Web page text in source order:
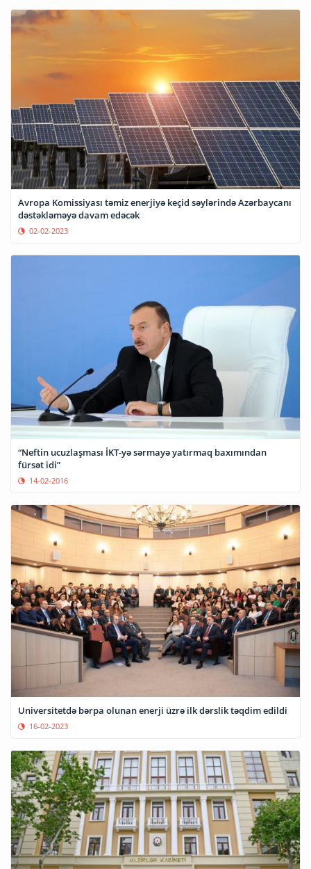
Avropa Komissiyası təmiz enerjiyə keçid səylərində Azərbaycanı
dəstəkləməyə davam edəcək
02-02-2023
“Neftin ucuzlaşması İKT-yə sərmayə yatırmaq baxımından
fürsət idi”
14-02-2016
Universitetdə bərpa olunan enerji üzrə ilk dərslik təqdim edildi
16-02-2023